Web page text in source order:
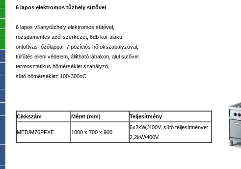
6 lapos elektromos tűzhely sütővel
6 lapos villanytűzhely elektromos sütővel,
rozsdamentes acél szerkezet, 6db kör alakú
öntöttvas főzőlappal, 7 pozíciós hőfokszabályzóval,
túlfűtés elleni védelem, állítható lábakon, alul sütővel,
termosztatikus hőmérséklet szabályzó,
sütő hőmérséklet: 100-300oC.
Cikkszám Méret (mm) Teljesítmény
MED/M76PFXE 1000 x 700 x 900
6x2kW,/400V, sütő teljesítménye:
2,2kW/400V.